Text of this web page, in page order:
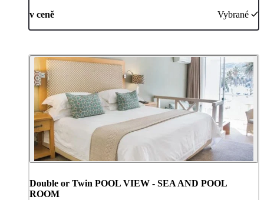
v ceně Vybrané
Double or Twin POOL VIEW - SEA AND POOL
ROOM